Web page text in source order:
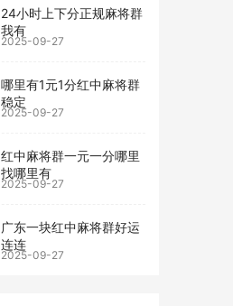
24小时上下分正规麻将群
我有
2025-09-27
哪里有1元1分红中麻将群
稳定
2025-09-27
红中麻将群一元一分哪里
找哪里有
2025-09-27
广东一块红中麻将群好运
连连
2025-09-27